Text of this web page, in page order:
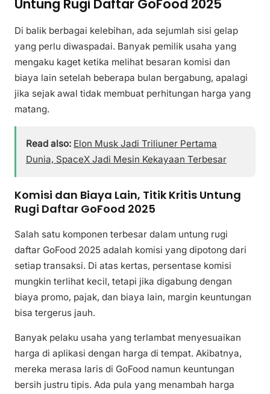
Untung Rugi Daftar GoFood 2025
Di balik berbagai kelebihan, ada sejumlah sisi gelap
yang perlu diwaspadai. Banyak pemilik usaha yang
mengaku kaget ketika melihat besaran komisi dan
biaya lain setelah beberapa bulan bergabung, apalagi
jika sejak awal tidak membuat perhitungan harga yang
matang.
Read also: Elon Musk Jadi Triliuner Pertama
Dunia, SpaceX Jadi Mesin Kekayaan Terbesar
Komisi dan Biaya Lain, Titik Kritis Untung
Rugi Daftar GoFood 2025
Salah satu komponen terbesar dalam untung rugi
daftar GoFood 2025 adalah komisi yang dipotong dari
setiap transaksi. Di atas kertas, persentase komisi
mungkin terlihat kecil, tetapi jika digabung dengan
biaya promo, pajak, dan biaya lain, margin keuntungan
bisa tergerus jauh.
Banyak pelaku usaha yang terlambat menyesuaikan
harga di aplikasi dengan harga di tempat. Akibatnya,
mereka merasa laris di GoFood namun keuntungan
bersih justru tipis. Ada pula yang menambah harga